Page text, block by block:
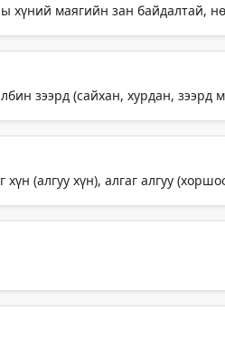
хүний маягийн зан байдалтай,
зээрд (сайхан, хурдан, зээрд
(алгуу хүн), алгаг алгуу